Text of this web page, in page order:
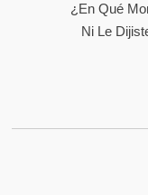
¿En Qué
Ni Le